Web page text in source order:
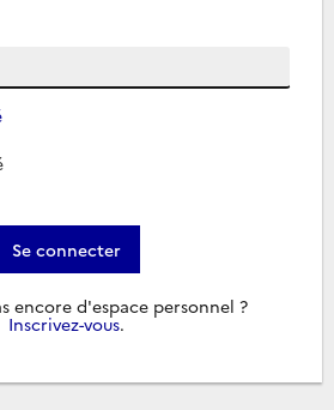
Se connecter
encore d'espace personnel ?
Inscrivez-vous.